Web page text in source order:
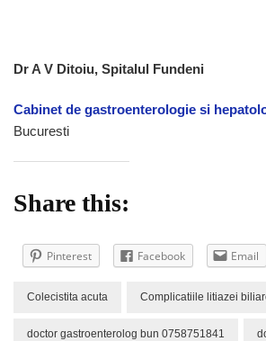
Dr A V Ditoiu, Spitalul Fundeni
Cabinet de gastroenterologie si
Bucuresti
Share this:
Pinterest Facebook Email
Colecistita acuta Complicatiile litiazei
doctor gastroenterolog bun 0758751841